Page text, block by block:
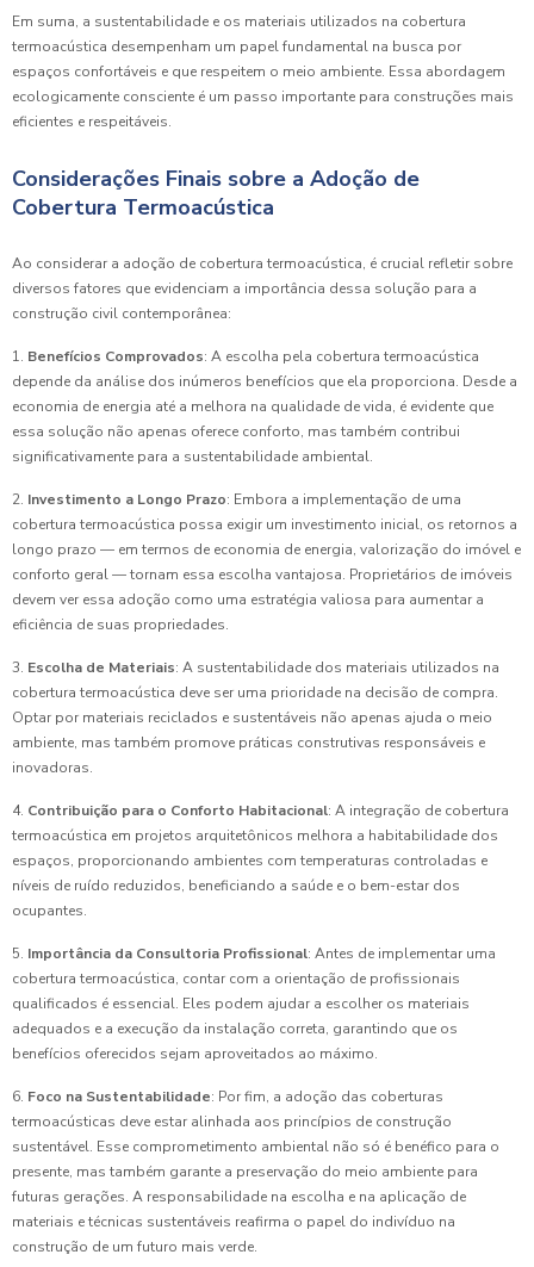
Em suma, a sustentabilidade e os materiais utilizados na cobertura
termoacústica desempenham um papel fundamental na busca por
espaços confortáveis e que respeitem o meio ambiente. Essa abordagem
ecologicamente consciente é um passo importante para construções mais
eficientes e respeitáveis.
Considerações Finais sobre a Adoção de
Cobertura Termoacústica
Ao considerar a adoção de cobertura termoacústica, é crucial refletir sobre
diversos fatores que evidenciam a importância dessa solução para a
construção civil contemporânea:
1. Benefícios Comprovados: A escolha pela cobertura termoacústica
depende da análise dos inúmeros benefícios que ela proporciona. Desde a
economia de energia até a melhora na qualidade de vida, é evidente que
essa solução não apenas oferece conforto, mas também contribui
significativamente para a sustentabilidade ambiental.
2. Investimento a Longo Prazo: Embora a implementação de uma
cobertura termoacústica possa exigir um investimento inicial, os retornos a
longo prazo — em termos de economia de energia, valorização do imóvel e
conforto geral — tornam essa escolha vantajosa. Proprietários de imóveis
devem ver essa adoção como uma estratégia valiosa para aumentar a
eficiência de suas propriedades.
3. Escolha de Materiais: A sustentabilidade dos materiais utilizados na
cobertura termoacústica deve ser uma prioridade na decisão de compra.
Optar por materiais reciclados e sustentáveis não apenas ajuda o meio
ambiente, mas também promove práticas construtivas responsáveis e
inovadoras.
4. Contribuição para o Conforto Habitacional: A integração de cobertura
termoacústica em projetos arquitetônicos melhora a habitabilidade dos
espaços, proporcionando ambientes com temperaturas controladas e
níveis de ruído reduzidos, beneficiando a saúde e o bem-estar dos
ocupantes.
5. Importância da Consultoria Profissional: Antes de implementar uma
cobertura termoacústica, contar com a orientação de profissionais
qualificados é essencial. Eles podem ajudar a escolher os materiais
adequados e a execução da instalação correta, garantindo que os
benefícios oferecidos sejam aproveitados ao máximo.
6. Foco na Sustentabilidade: Por fim, a adoção das coberturas
termoacústicas deve estar alinhada aos princípios de construção
sustentável. Esse comprometimento ambiental não só é benéfico para o
presente, mas também garante a preservação do meio ambiente para
futuras gerações. A responsabilidade na escolha e na aplicação de
materiais e técnicas sustentáveis reafirma o papel do indivíduo na
construção de um futuro mais verde.